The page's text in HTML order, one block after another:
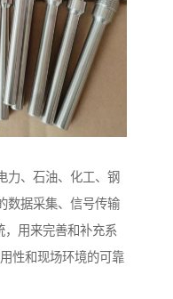
力、石油、化工、钢
数据采集、信号传输
，用来完善和补充系
性和现场环境的可靠